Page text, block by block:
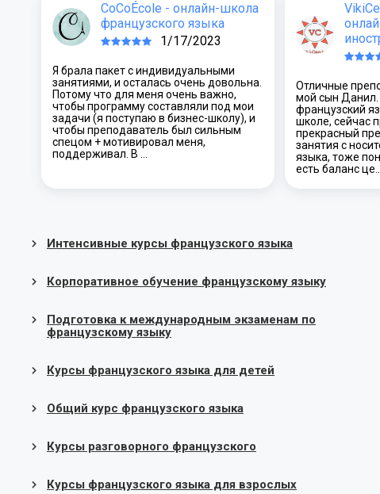
CoCoÉcole - онлайн-школа
французского языка
1/17/2023
Я брала пакет с индивидуальными
занятиями, и осталась очень довольна.
Потому что для меня очень важно,
чтобы программу составляли под мои
задачи (я поступаю в бизнес-школу), и
чтобы преподаватель был сильным
спецом + мотивировал меня,
поддерживал. В …
Отличные
мой сын Данил.
французский
школе, сейчас
прекрасный
занятия с
языка, тоже
есть баланс це…
Интенсивные курсы французского языка
Корпоративное обучение французскому языку
Подготовка к международным экзаменам по
французскому языку
Курсы французского языка для детей
Общий курс французского языка
Курсы разговорного французского
Курсы французского языка для взрослых